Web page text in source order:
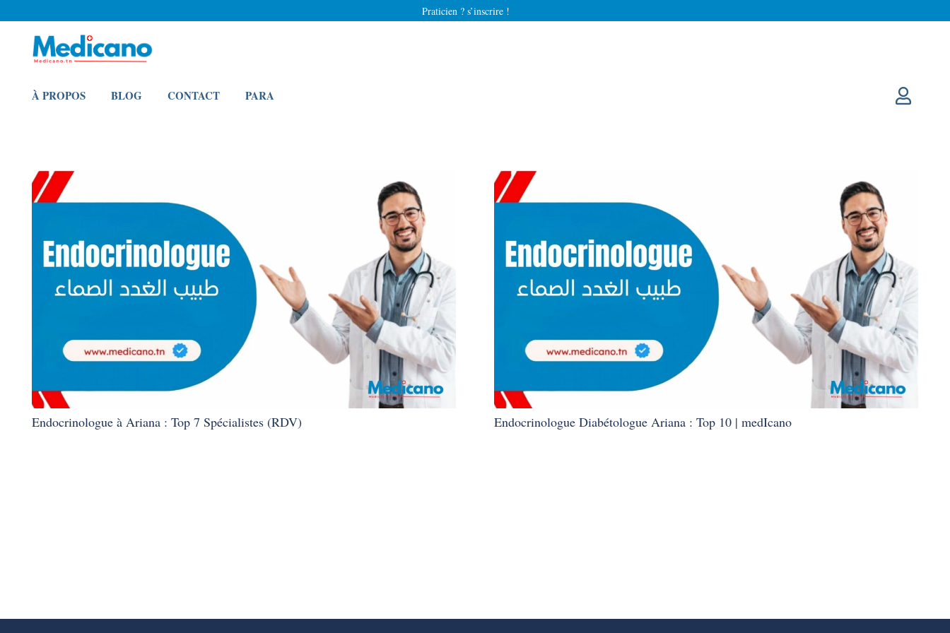
Praticien ? s’inscrire !
À PROPOS BLOG CONTACT PARA
Endocrinologue à Ariana : Top 7 Spécialistes (RDV) Endocrinologue Diabétologue Ariana : Top 10 | medIcano